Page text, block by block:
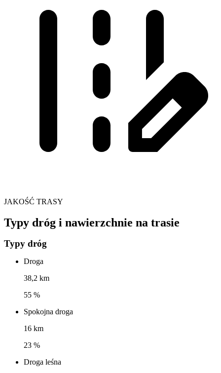
JAKOŚĆ TRASY
Typy dróg i nawierzchnie na trasie
Typy dróg
Droga
38,2 km
55 %
Spokojna droga
16 km
23 %
Droga leśna